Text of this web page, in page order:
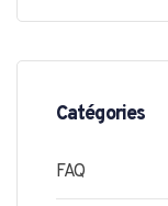
Catégories
FAQ